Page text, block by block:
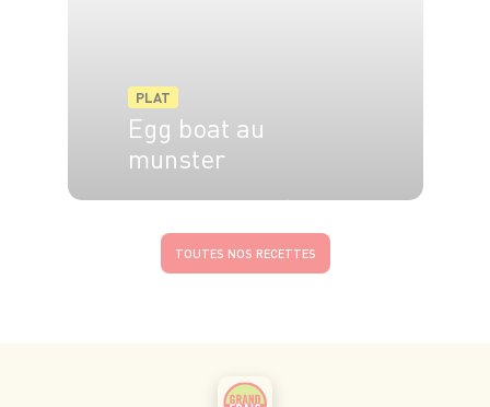
PLAT
Egg boat au
munster
TOUTES NOS RECETTES